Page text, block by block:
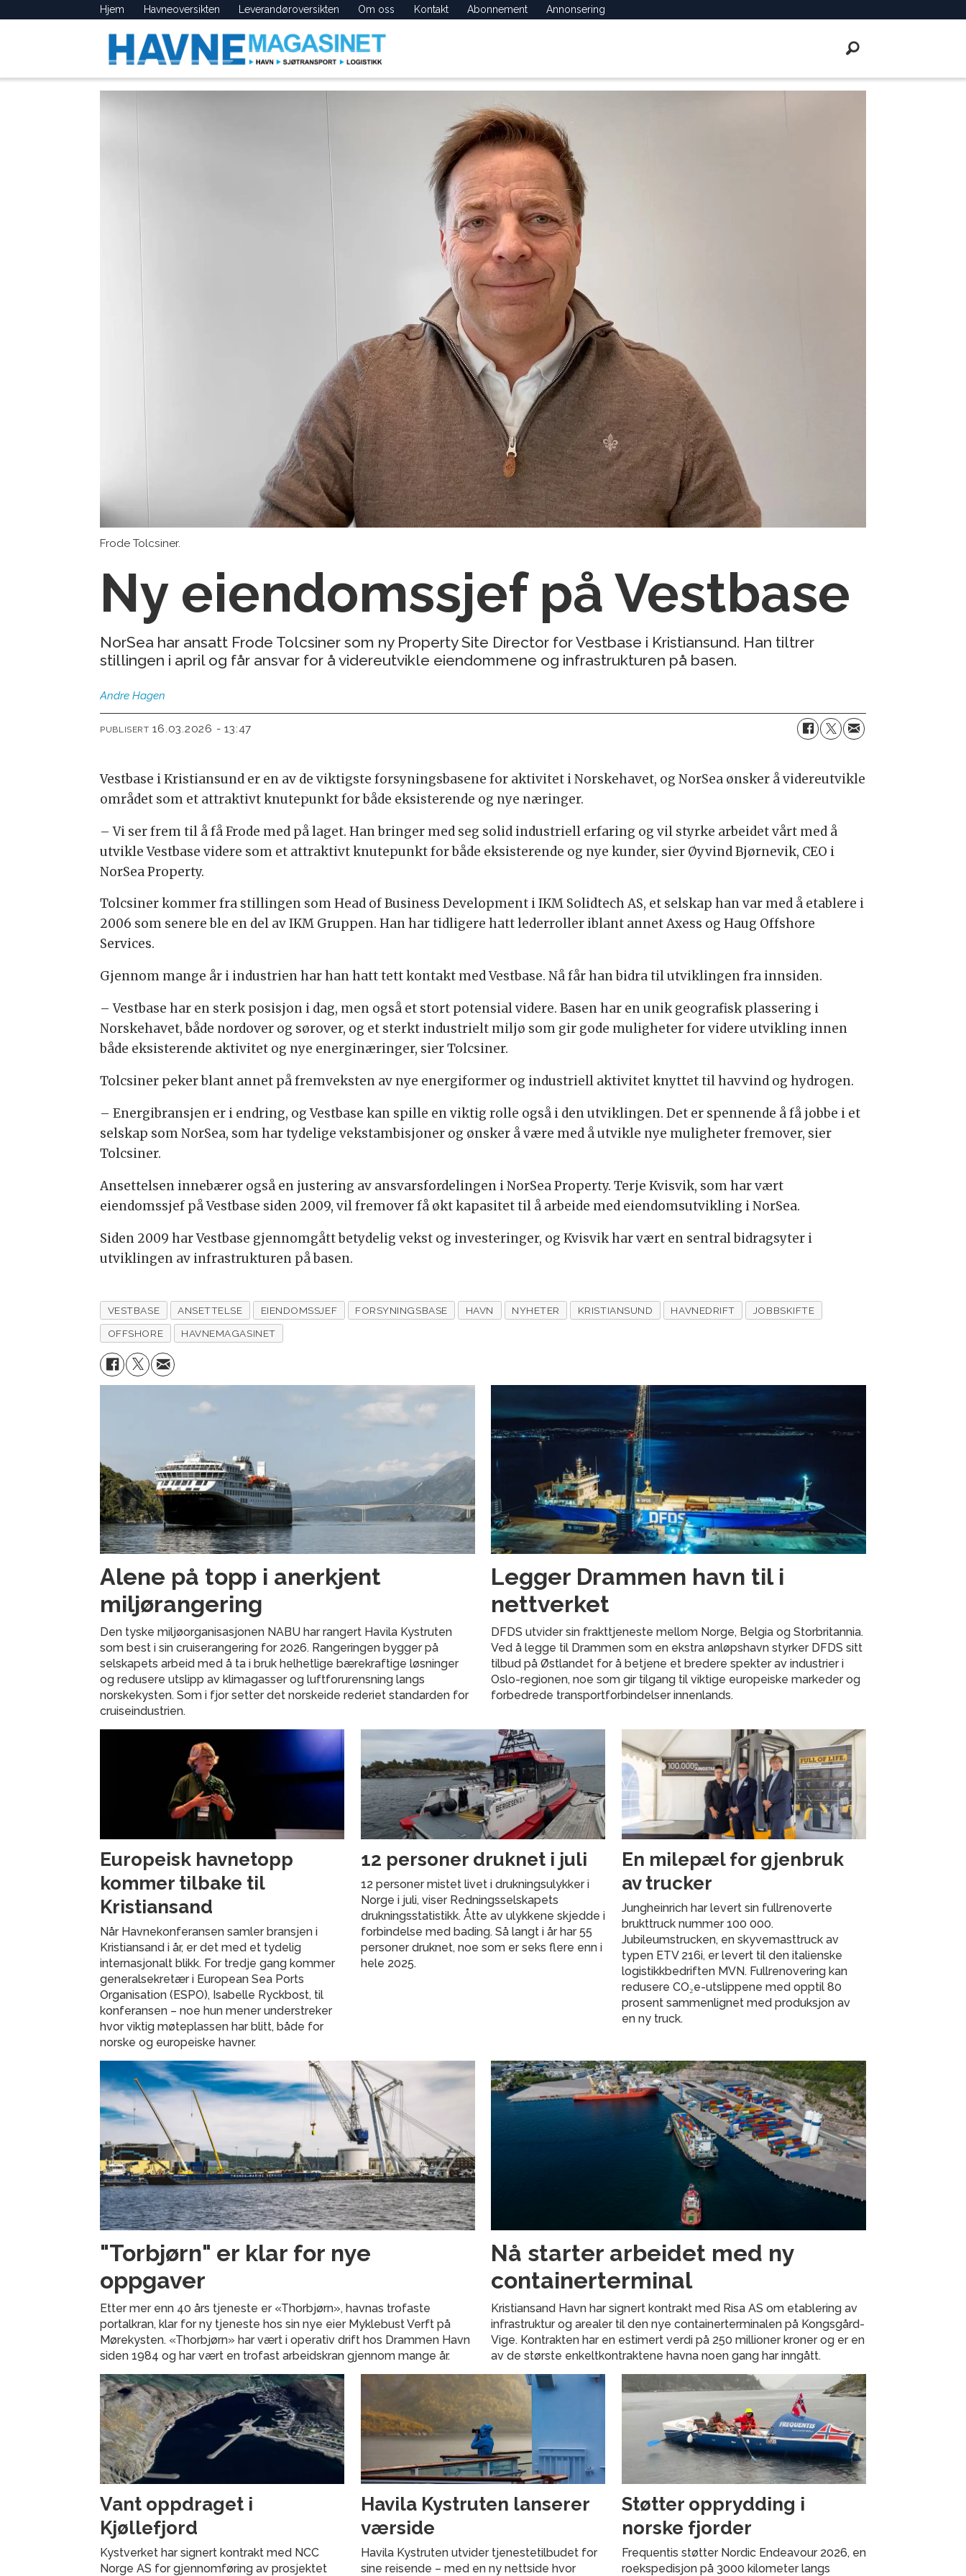
Hjem Havneoversikten Leverandøroversikten Om oss Kontakt Abonnement Annonsering
Frode Tolcsiner.
Ny eiendomssjef på Vestbase
NorSea har ansatt Frode Tolcsiner som ny Property Site Director for Vestbase i Kristiansund. Han tiltrer
stillingen i april og får ansvar for å videreutvikle eiendommene og infrastrukturen på basen.
Andre Hagen
PUBLISERT 16.03.2026 - 13:47
Vestbase i Kristiansund er en av de viktigste forsyningsbasene for aktivitet i Norskehavet, og NorSea ønsker å videreutvikle
området som et attraktivt knutepunkt for både eksisterende og nye næringer.
– Vi ser frem til å få Frode med på laget. Han bringer med seg solid industriell erfaring og vil styrke arbeidet vårt med å
utvikle Vestbase videre som et attraktivt knutepunkt for både eksisterende og nye kunder, sier Øyvind Bjørnevik, CEO i
NorSea Property.
Tolcsiner kommer fra stillingen som Head of Business Development i IKM Solidtech AS, et selskap han var med å etablere i
2006 som senere ble en del av IKM Gruppen. Han har tidligere hatt lederroller iblant annet Axess og Haug Offshore
Services.
Gjennom mange år i industrien har han hatt tett kontakt med Vestbase. Nå får han bidra til utviklingen fra innsiden.
– Vestbase har en sterk posisjon i dag, men også et stort potensial videre. Basen har en unik geografisk plassering i
Norskehavet, både nordover og sørover, og et sterkt industrielt miljø som gir gode muligheter for videre utvikling innen
både eksisterende aktivitet og nye energinæringer, sier Tolcsiner.
Tolcsiner peker blant annet på fremveksten av nye energiformer og industriell aktivitet knyttet til havvind og hydrogen.
– Energibransjen er i endring, og Vestbase kan spille en viktig rolle også i den utviklingen. Det er spennende å få jobbe i et
selskap som NorSea, som har tydelige vekstambisjoner og ønsker å være med å utvikle nye muligheter fremover, sier
Tolcsiner.
Ansettelsen innebærer også en justering av ansvarsfordelingen i NorSea Property. Terje Kvisvik, som har vært
eiendomssjef på Vestbase siden 2009, vil fremover få økt kapasitet til å arbeide med eiendomsutvikling i NorSea.
Siden 2009 har Vestbase gjennomgått betydelig vekst og investeringer, og Kvisvik har vært en sentral bidragsyter i
utviklingen av infrastrukturen på basen.
VESTBASE ANSETTELSE EIENDOMSSJEF FORSYNINGSBASE HAVN NYHETER KRISTIANSUND HAVNEDRIFT
JOBBSKIFTE
OFFSHORE
HAVNEMAGASINET
Alene på topp i anerkjent
miljørangering
Den tyske miljøorganisasjonen NABU har rangert Havila Kystruten
som best i sin cruiserangering for 2026. Rangeringen bygger på
selskapets arbeid med å ta i bruk helhetlige bærekraftige løsninger
og redusere utslipp av klimagasser og luftforurensning langs
norskekysten. Som i fjor setter det norskeide rederiet standarden for
cruiseindustrien.
Legger Drammen havn til i
nettverket
DFDS utvider sin frakttjeneste mellom Norge, Belgia og Storbritannia.
Ved å legge til Drammen som en ekstra anløpshavn styrker DFDS sitt
tilbud på Østlandet for å betjene et bredere spekter av industrier i
Oslo-regionen, noe som gir tilgang til viktige europeiske markeder og
forbedrede transportforbindelser innenlands.
Europeisk havnetopp
kommer tilbake til
Kristiansand
Når Havnekonferansen samler bransjen i
Kristiansand i år, er det med et tydelig
internasjonalt blikk. For tredje gang kommer
generalsekretær i European Sea Ports
Organisation (ESPO), Isabelle Ryckbost, til
konferansen – noe hun mener understreker
hvor viktig møteplassen har blitt, både for
norske og europeiske havner.
12 personer druknet i juli
12 personer mistet livet i drukningsulykker i
Norge i juli, viser Redningsselskapets
drukningsstatistikk. Åtte av ulykkene skjedde i
forbindelse med bading. Så langt i år har 55
personer druknet, noe som er seks flere enn i
hele 2025.
En milepæl for gjenbruk
av trucker
Jungheinrich har levert sin fullrenoverte
brukttruck nummer 100 000.
Jubileumstrucken, en skyvemasttruck av
typen ETV 216i, er levert til den italienske
logistikkbedriften MVN. Fullrenovering kan
redusere CO₂e-utslippene med opptil 80
prosent sammenlignet med produksjon av
en ny truck.
"Torbjørn" er klar for nye
oppgaver
Etter mer enn 40 års tjeneste er «Thorbjørn», havnas trofaste
portalkran, klar for ny tjeneste hos sin nye eier Myklebust Verft på
Mørekysten. «Thorbjørn» har vært i operativ drift hos Drammen Havn
siden 1984 og har vært en trofast arbeidskran gjennom mange år.
Nå starter arbeidet med ny
containerterminal
Kristiansand Havn har signert kontrakt med Risa AS om etablering av
infrastruktur og arealer til den nye containerterminalen på Kongsgård-
Vige. Kontrakten har en estimert verdi på 250 millioner kroner og er en
av de største enkeltkontraktene havna noen gang har inngått.
Vant oppdraget i
Kjøllefjord
Kystverket har signert kontrakt med NCC
Norge AS for gjennomføring av prosjektet
Havila Kystruten lanserer
værside
Havila Kystruten utvider tjenestetilbudet for
sine reisende – med en ny nettside hvor
Støtter opprydding i
norske fjorder
Frequentis støtter Nordic Endeavour 2026, en
roekspedisjon på 3000 kilometer langs